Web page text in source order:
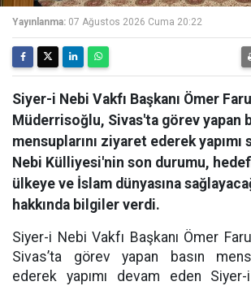
Yayınlanma: 07 Ağustos 2026 Cuma 20:22
Siyer-i Nebi Vakfı Başkanı Ömer
Müderrisoğlu, Sivas'ta görev yapan
mensuplarını ziyaret ederek
Nebi Külliyesi'nin son durumu,
ülkeye ve İslam dünyasına
hakkında bilgiler verdi.
Siyer-i Nebi Vakfı Başkanı Ömer
Sivas’ta görev yapan basın
ederek yapımı devam eden